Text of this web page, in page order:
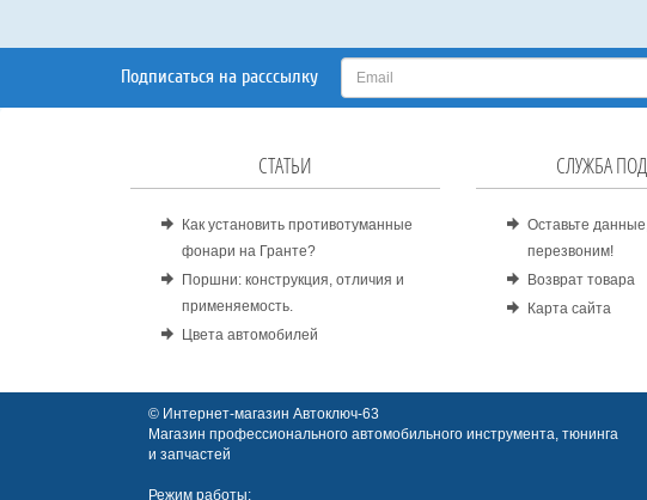
Подписаться на расссылку
СТАТЬИ
Как установить противотуманные
фонари на Гранте?
Поршни: конструкция, отличия и
применяемость.
Цвета автомобилей
СЛУЖБА
Оставьте
перезвоним!
Возврат товара
Карта сайта
© Интернет-магазин Автоключ-63
Магазин профессионального автомобильного инструмента, тюнинга
и запчастей
Режим работы: